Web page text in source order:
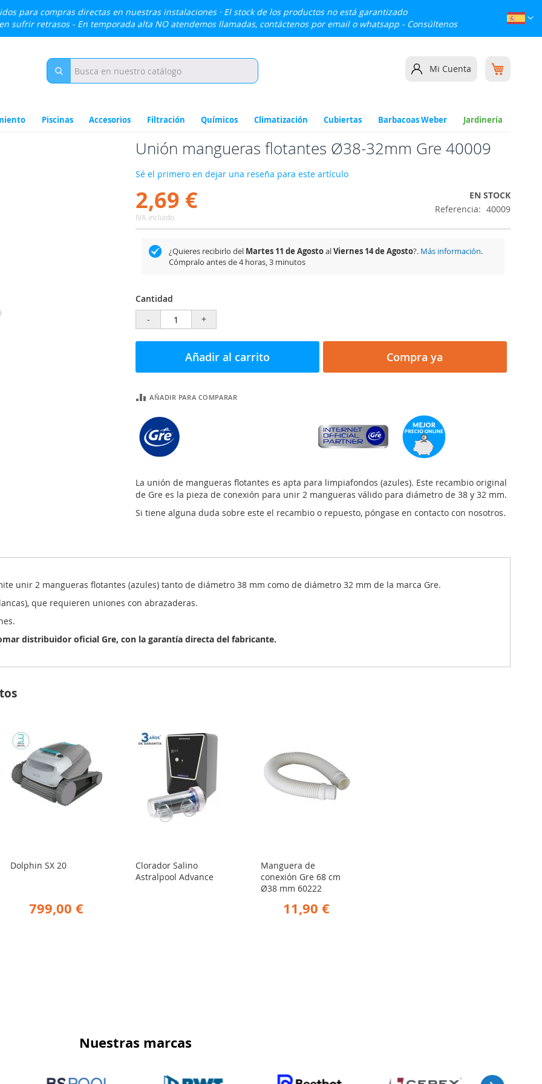
para compras directas en nuestras instalaciones · El stock de los productos no está garantizado
sufrir retrasos - En temporada alta NO atendemos llamadas, contáctenos por email o whatsapp - Consúltenos
Mi Cuenta
Piscinas Accesorios Filtración Químicos Climatización Cubiertas Barbacoas Weber Jardinería
Unión mangueras flotantes Ø38-32mm Gre 40009
Sé el primero en dejar una reseña para este artículo
2,69 €
IVA incluido
EN STOCK
Referencia
40009
¿Quieres recibirlo del Martes 11 de AgostoalViernes 14 de Agosto?. Más información.
Cómpralo antes de4 horas, 3 minutos
Cantidad
-
+
Añadir al carrito Compra ya
AÑADIR PARA COMPARAR
La unión de mangueras flotantes es apta para limpiafondos (azules). Este recambio original
de Gre es la pieza de conexión para unir 2 mangueras válido para diámetro de 38 y 32 mm.
Si tiene alguna duda sobre este el recambio o repuesto, póngase en contacto con nosotros.
unir 2 mangueras flotantes (azules) tanto de diámetro 38 mm como de diámetro 32 mm de la marca Gre.
que requieren uniones con abrazaderas.
distribuidor oficial Gre, con la garantía directa del fabricante.
Dolphin SX 20
799,00 €
Clorador Salino
Astralpool Advance
Manguera de
conexión Gre 68 cm
Ø38 mm 60222
11,90 €
Nuestras marcas